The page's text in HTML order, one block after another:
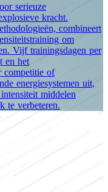
serieuze
kracht.
combineert
om
Vijf trainingsdagen per
en het
competitie of
energiesystemen uit,
middelen
te verbeteren.